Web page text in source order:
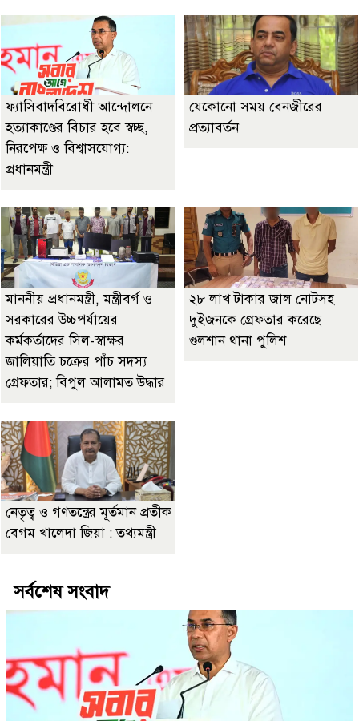
ফ্যাসিবাদবিরোধী আন্দোলনে
হত্যাকাণ্ডের বিচার হবে স্বচ্ছ,
নিরপেক্ষ ও বিশ্বাসযোগ্য:
প্রধানমন্ত্রী
যেকোনো সময় বেনজীরের
প্রত্যাবর্তন
মাননীয় প্রধানমন্ত্রী, মন্ত্রীবর্গ ও
সরকারের উচ্চপর্যায়ের
কর্মকর্তাদের সিল-স্বাক্ষর
জালিয়াতি চক্রের পাঁচ সদস্য
গ্রেফতার; বিপুল আলামত উদ্ধার
২৮ লাখ টাকার জাল নোটসহ
দুইজনকে গ্রেফতার করেছে
গুলশান থানা পুলিশ
নেতৃত্ব ও গণতন্ত্রের মূর্তমান প্রতীক
বেগম খালেদা জিয়া : তথ্যমন্ত্রী
সর্বশেষ সংবাদ